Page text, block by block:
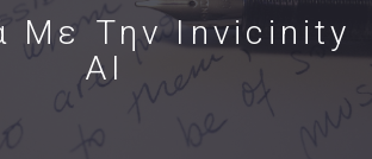
Με Την Invicinity
AI